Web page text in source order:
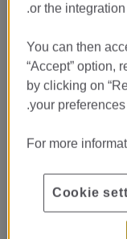
or the
You can then
“Accept” option,
by clicking on
your preferences
For more
Cookie